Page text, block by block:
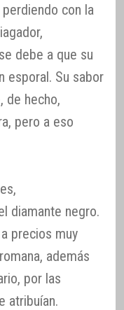
con la
debe a que su
esporal. Su sabor
de hecho,
pero a eso
diamante negro.
precios muy
además
por las
atribuían.